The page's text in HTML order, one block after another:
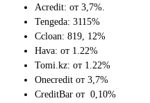
Acredit: от 3,7%.
Tengeda: 3115%
Ccloan: 819, 12%
Hava: от 1.22%
Tomi.kz: от 1.22%
Onecredit от 3,7%
CreditBar от 0,10%